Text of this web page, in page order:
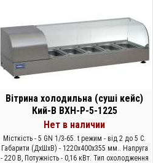
Вітрина холодильна (суші кейс)
Кий-В ВХН-Р-5-1225
Нет в наличии
Місткість - 5 GN 1/3-65. t режим - від 2 до 5 С.
Габарити (ДхШхВ) - 1220х400х355 мм.. Напруга
- 220 В, Потужність - 0,16 кВт. Тип охолодження